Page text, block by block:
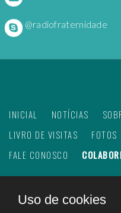
@radiofraternidade
INICIAL NOTÍCIAS
LIVRO DE VISITAS
FOTOS
FALE CONOSCO
2026Web Rádio
Uso de cookies